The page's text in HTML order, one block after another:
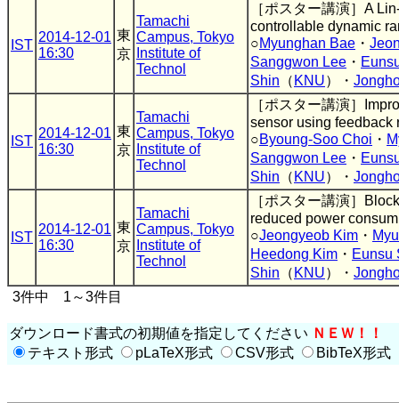
IST
2014-12-01
16:30
東
京
Tamachi
Campus, Tokyo
Institute of
Technol
［ポスター講演］A
controllable dynamic
○Myunghan Bae ・
Sanggwon Lee ・
Shin （ KNU）・
IST
2014-12-01
16:30
東
京
Tamachi
Campus, Tokyo
Institute of
Technol
［ポスター講演］
sensor using feedback
○Byoung-Soo Choi ・
Sanggwon Lee ・
Shin （ KNU）・
IST
2014-12-01
16:30
東
京
Tamachi
Campus, Tokyo
Institute of
Technol
［ポスター講演］
reduced power
○Jeongyeob Kim ・
Heedong Kim ・ Eunsu
Shin （ KNU）・
3件中 1～3件目
ダウンロード書式の初期値を指定してください ＮＥＷ！！
テキスト形式
pLaTeX形式 CSV形式 BibTeX形式